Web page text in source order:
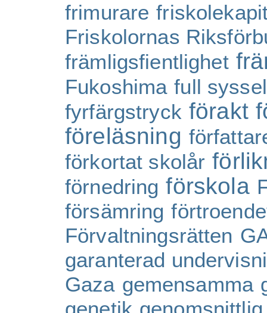
frimurare
Friskolornas
främligsfientlighet
Fukoshima full
fyrfärgstryck förakt
föreläsning
förkortat skolår
förnedring förskola
försämring
Förvaltningsrätten
garanterad
Gaza gemensamma